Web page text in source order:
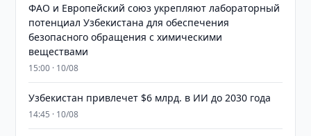
ФАО и Европейский союз укрепляют лабораторный
потенциал Узбекистана для обеспечения
безопасного обращения с химическими
веществами
15:00 · 10/08
Узбекистан привлечет $6 млрд. в ИИ до 2030 года
14:45 · 10/08